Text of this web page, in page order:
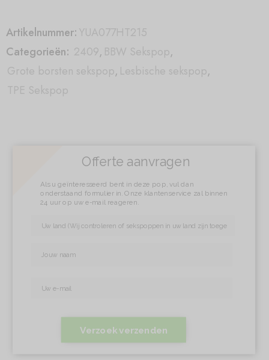
Artikelnummer:YUA077HT215
Categorieën: 2409, BBW Sekspop,
Grote borsten sekspop, Lesbische sekspop,
TPE Sekspop
Offerte aanvragen
Als u geïnteresseerd bent in deze pop, vul dan
onderstaand formulier in. Onze klantenservice zal binnen
24 uur op uw e-mail reageren.
Verzoek verzenden